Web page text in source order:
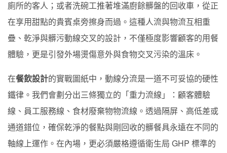
廁所的客人；或者洗碗工推著堆滿廚餘髒盤的回收車，從正
在享用甜點的貴賓桌旁擦身而過。這種人流與物流互相重
疊、乾淨與髒污動線交叉的設計，不僅極度影響顧客的用餐
體驗，更是引發外場燙傷意外與食物交叉污染的溫床。
在餐飲設計的實戰圖紙中，動線分流是一道不可妥協的硬性
鐵律。我們會劃分出三條獨立的「重力流線」：顧客體驗
線、員工服務線、食材廢棄物物流線。透過隔屏、高低差或
通道錯位，確保乾淨的餐點與剛回收的髒餐具永遠在不同的
軸線上運作。在內場，更必須嚴格遵循衛生局 GHP 標準的